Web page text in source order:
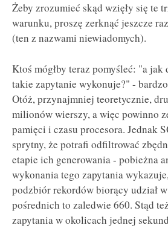
Żeby zrozumieć skąd wzięły się te
warunku, proszę zerknąć jeszcze
(ten z nazwami niewiadomych).
Ktoś mógłby teraz pomyśleć: "a jak
takie zapytanie wykonuje?" -
Otóż, przynajmniej teoretycznie,
milionów wierszy, a więc powinno
pamięci i czasu procesora. Jednak
sprytny, że potrafi odfiltrować
etapie ich generowania - pobieżna
wykonania tego zapytania
podzbiór rekordów biorący udział
pośrednich to zaledwie 660. Stąd
zapytania w okolicach jednej